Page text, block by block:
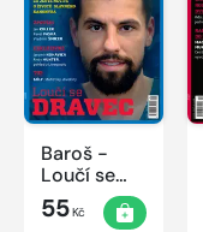
Baroš -
Loučí se
dravec
55Kč